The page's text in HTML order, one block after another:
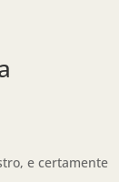
e certamente